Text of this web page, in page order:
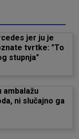
jer ju je
tvrtke: "To
stupnja"
ni slučajno ga